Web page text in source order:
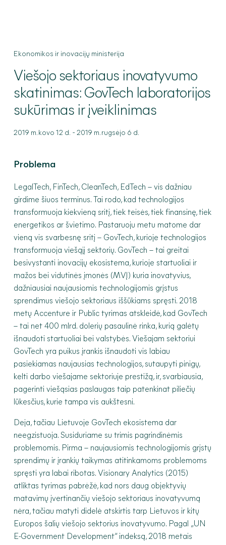
Ekonomikos ir inovacijų ministerija
Viešojosektoriaus inovatyvumo
skatinimas: GovTech laboratorijos
sukūrimas ir įveiklinimas
2019 m. kovo 12 d. - 2019 m. rugsėjo 6 d.
Problema
LegalTech, FinTech, CleanTech, EdTech – vis dažniau
girdime šiuos terminus. Tai rodo, kad technologijos
transformuoja kiekvieną sritį, tiek teisės, tiek finansinę, tiek
energetikos ar švietimo. Pastaruoju metu matome dar
vieną vis svarbesnę sritį – GovTech, kurioje technologijos
transformuoja viešąjį sektorių. GovTech – tai greitai
besivystanti inovacijų ekosistema, kurioje startuoliai ir
mažos bei vidutinės įmonės (MVĮ) kuria inovatyvius,
dažniausiai naujausiomis technologijomis grįstus
sprendimus viešojo sektoriaus iššūkiams spręsti. 2018
metų Accenture ir Public tyrimas atskleidė, kad GovTech
– tai net 400 mlrd. dolerių pasaulinė rinka, kurią galėtų
išnaudoti startuoliai bei valstybės. Viešajam sektoriui
GovTech yra puikus įrankis išnaudoti vis labiau
pasiekiamas naujausias technologijos, sutaupyti pinigų,
kelti darbo viešajame sektoriuje prestižą, ir, svarbiausia,
pagerinti viešąsias paslaugas taip patenkinat piliečių
lūkesčius, kurie tampa vis aukštesni.
Deja, tačiau Lietuvoje GovTech ekosistema dar
neegzistuoja. Susiduriame su trimis pagrindinėmis
problemomis. Pirma – naujausiomis technologijomis grįstų
sprendimų ir įrankių taikymas atitinkamoms problemoms
spręsti yra labai ribotas. Visionary Analytics (2015)
atliktas tyrimas pabrėžė, kad nors daug objektyvių
matavimų įvertinančių viešojo sektoriaus inovatyvumą
nėra, tačiau matyti didelė atskirtis tarp Lietuvos ir kitų
Europos šalių viešojo sektorius inovatyvumo. Pagal „UN
E-Government Development“ indeksą, 2018 metais